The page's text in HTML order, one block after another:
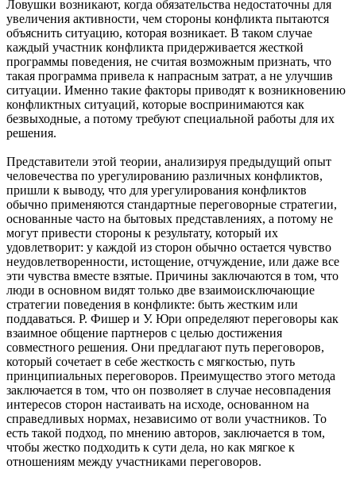
Ловушки возникают, когда обязательства недостаточны для
увеличения активности, чем стороны конфликта пытаются
объяснить ситуацию, которая возникает. В таком случае
каждый участник конфликта придерживается жесткой
программы поведения, не считая возможным признать, что
такая программа привела к напрасным затрат, а не улучшив
ситуации. Именно такие факторы приводят к возникновению
конфликтных ситуаций, которые воспринимаются как
безвыходные, а потому требуют специальной работы для их
решения.
Представители этой теории, анализируя предыдущий опыт
человечества по урегулированию различных конфликтов,
пришли к выводу, что для урегулирования конфликтов
обычно применяются стандартные переговорные стратегии,
основанные часто на бытовых представлениях, а потому не
могут привести стороны к результату, который их
удовлетворит: у каждой из сторон обычно остается чувство
неудовлетворенности, истощение, отчуждение, или даже все
эти чувства вместе взятые. Причины заключаются в том, что
люди в основном видят только две взаимоисключающие
стратегии поведения в конфликте: быть жестким или
поддаваться. Р. Фишер и У. Юри определяют переговоры как
взаимное общение партнеров с целью достижения
совместного решения. Они предлагают путь переговоров,
который сочетает в себе жесткость с мягкостью, путь
принципиальных переговоров. Преимущество этого метода
заключается в том, что он позволяет в случае несовпадения
интересов сторон настаивать на исходе, основанном на
справедливых нормах, независимо от воли участников. То
есть такой подход, по мнению авторов, заключается в том,
чтобы жестко подходить к сути дела, но как мягкое к
отношениям между участниками переговоров.